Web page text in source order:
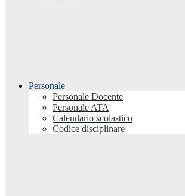
Personale
Personale Docente
Personale ATA
Calendario scolastico
Codice disciplinare